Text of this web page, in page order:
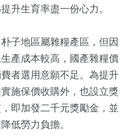
升生育率盡一份心力。
子地區屬雜糧產區，但因
產成本較高，國產雜糧價
者選用意願不足。為提升
施保價收購外，也設立獎
即加發二千元獎勵金，並
低勞力負擔。